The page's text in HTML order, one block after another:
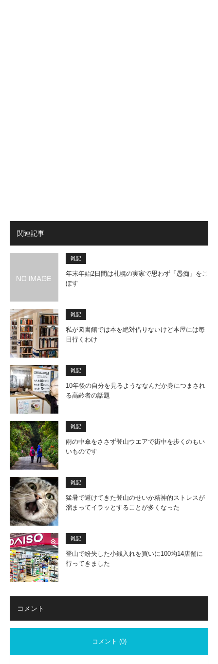
関連記事
雑記
年末年始2日間は札幌の実家で思わず「愚痴」をこ
ぼす
雑記
私が図書館では本を絶対借りないけど本屋には毎
日行くわけ
雑記
10年後の自分を見るようななんだか身につまされ
る高齢者の話題
雑記
雨の中傘をささず登山ウエアで街中を歩くのもい
いものです
雑記
猛暑で避けてきた登山のせいか精神的ストレスが
溜まってイラッとすることが多くなった
雑記
登山で紛失した小銭入れを買いに100均14店舗に
行ってきました
コメント
コメント (0)